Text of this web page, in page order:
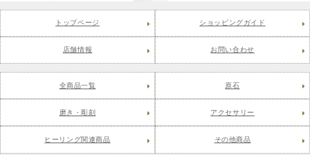
トップページ ショッピングガイド
店舗情報 お問い合わせ
全商品一覧 原石
磨き・彫刻 アクセサリー
ヒーリング関連商品 その他商品